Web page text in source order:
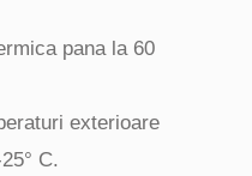
pana la 60
exterioare
C.